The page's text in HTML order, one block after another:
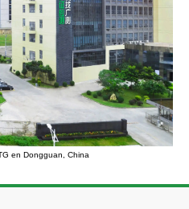
en Dongguan, China